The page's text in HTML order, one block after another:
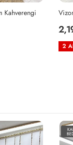
Kahverengi
2